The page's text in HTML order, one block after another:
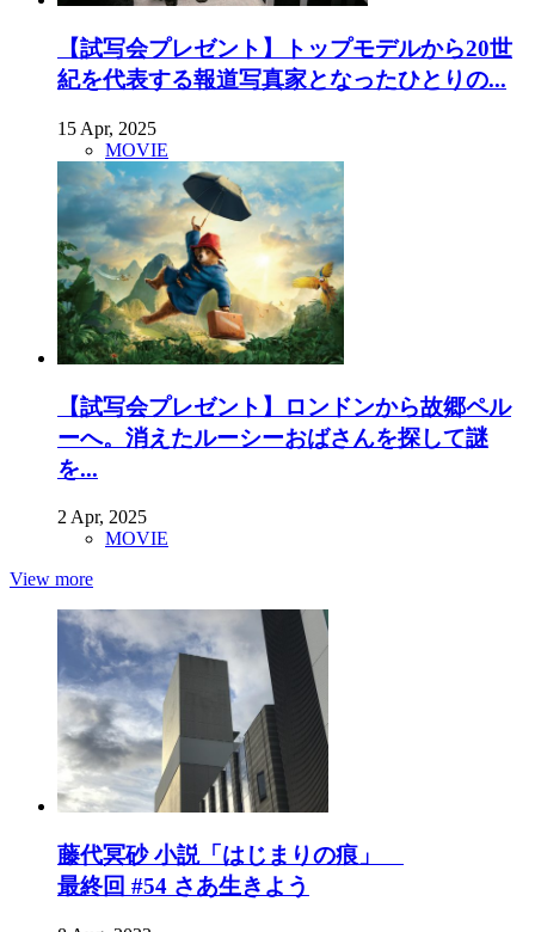
【試写会プレゼント】トップモデルから20世
紀を代表する報道写真家となったひとりの...
15 Apr, 2025
MOVIE
【試写会プレゼント】ロンドンから故郷ペル
ーへ。消えたルーシーおばさんを探して謎
を...
2 Apr, 2025
MOVIE
View more
藤代冥砂 小説「はじまりの痕」
最終回 #54 さあ生きよう